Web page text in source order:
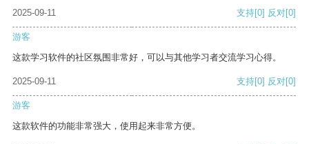
2025-09-11
支持[0] 反对[0]
游客
这款学习软件的社区氛围非常好，可以与其他学习者交流学习心得。
2025-09-11 支持[0] 反对[0]
游客
这款软件的功能非常强大，使用起来非常方便。